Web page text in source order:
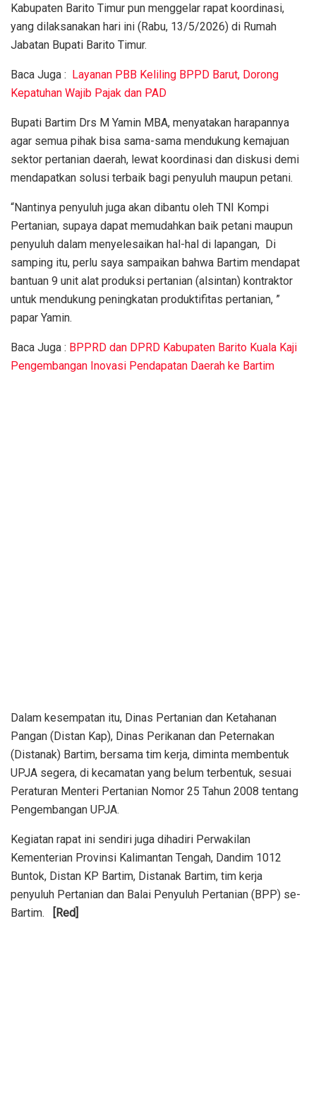
Kabupaten Barito Timur pun menggelar rapat koordinasi,
yang dilaksanakan hari ini (Rabu, 13/5/2026) di Rumah
Jabatan Bupati Barito Timur.
Baca Juga : Layanan PBB Keliling BPPD Barut, Dorong
Kepatuhan Wajib Pajak dan PAD
Bupati Bartim Drs M Yamin MBA, menyatakan harapannya
agar semua pihak bisa sama-sama mendukung kemajuan
sektor pertanian daerah, lewat koordinasi dan diskusi demi
mendapatkan solusi terbaik bagi penyuluh maupun petani.
“Nantinya penyuluh juga akan dibantu oleh TNI Kompi
Pertanian, supaya dapat memudahkan baik petani maupun
penyuluh dalam menyelesaikan hal-hal di lapangan, Di
samping itu, perlu saya sampaikan bahwa Bartim mendapat
bantuan 9 unit alat produksi pertanian (alsintan) kontraktor
untuk mendukung peningkatan produktifitas pertanian, ”
papar Yamin.
Baca Juga : BPPRD dan DPRD Kabupaten Barito Kuala Kaji
Pengembangan Inovasi Pendapatan Daerah ke Bartim
Dalam kesempatan itu, Dinas Pertanian dan Ketahanan
Pangan (Distan Kap), Dinas Perikanan dan Peternakan
(Distanak) Bartim, bersama tim kerja, diminta membentuk
UPJA segera, di kecamatan yang belum terbentuk, sesuai
Peraturan Menteri Pertanian Nomor 25 Tahun 2008 tentang
Pengembangan UPJA.
Kegiatan rapat ini sendiri juga dihadiri Perwakilan
Kementerian Provinsi Kalimantan Tengah, Dandim 1012
Buntok, Distan KP Bartim, Distanak Bartim, tim kerja
penyuluh Pertanian dan Balai Penyuluh Pertanian (BPP) se-
Bartim.
[Red]